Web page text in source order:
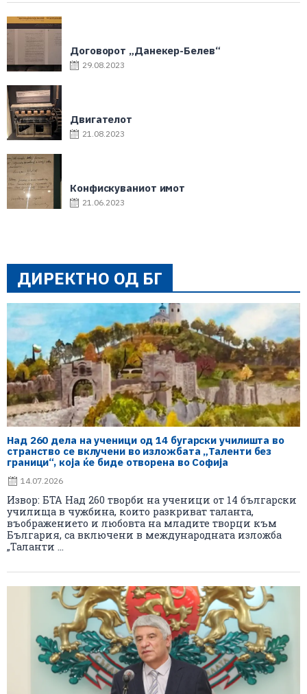
Договорот „Данекер-Белев“
29.08.2023
Двигателот
21.08.2023
Конфискуваниот имот
21.06.2023
ДИРЕКТНО ОД БГ
Над 260 дела на ученици од 14 бугарски училишта во
странство се вклучени во изложбата „Таленти без
граници“, која ќе биде отворена во Софија
14.07.2026
Извор: БТА Над 260 творби на ученици от 14 български
училища в чужбина, които разкриват таланта,
въображението и любовта на младите творци към
България, са включени в международната изложба
„Таланти ...